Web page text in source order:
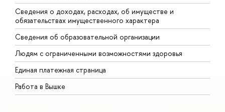
Сведения о доходах, расходах, об имуществе и
обязательствах имущественного характера
Сведения об образовательной организации
Людям с ограниченными возможностями здоровья
Единая платежная страница
Работа в Вышке